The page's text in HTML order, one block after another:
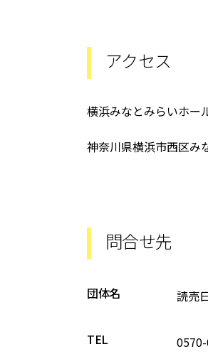
アクセス
横浜みなとみらいホー
神奈川県横浜市西区み
問合せ先
団体名 読売
TEL